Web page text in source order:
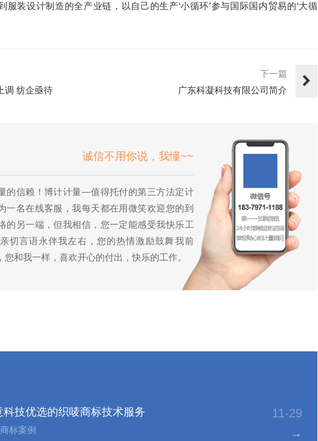
装设计制造的全产业链，以自己的生产‘小循环’参与国际国内贸易的‘大循
调 纺企亟待
下一篇
广东科凝科技有限公司简介
诚信不用你说，我懂~~
的信赖！博计计量—值得托付的第三方法定计
一名在线客服，我每天都在用微笑欢迎您的到
的另一端，但我相信，您一定能感受我快乐工
切言语永伴我左右，您的热情激励鼓舞我前
您和我一样，喜欢开心的付出，快乐的工作。
科技优选的织唛商标技术服务
标案例
11-29
→